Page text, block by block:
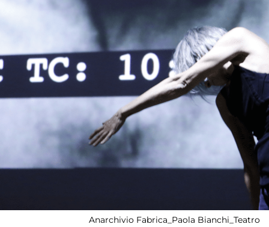
Anarchivio Fabrica_Paola Bianchi_Teatro